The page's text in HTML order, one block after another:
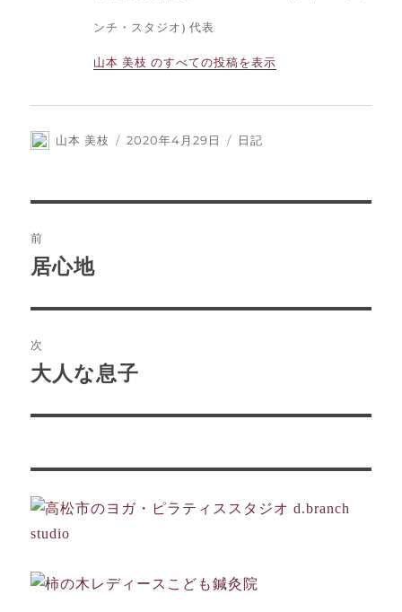
ンチ・スタジオ) 代表
山本 美枝 のすべての投稿を表示
投
山本 美枝
投
2020年4月29日
カ
日記
稿
ビ
ゲ
ー
ン
前
前
投
稿:
居心地
次
次
投
大人な息子